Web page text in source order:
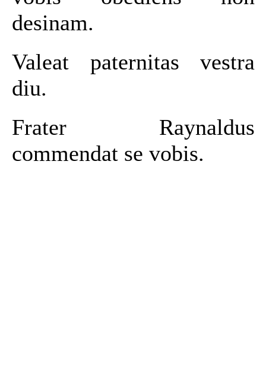
desinam.
Valeat paternitas vestra
diu.
Frater Raynaldus
commendat se vobis.